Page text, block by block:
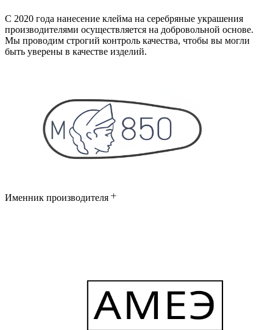
С 2020 года нанесение клейма на серебряные украшения
производителями осуществляется на добровольной основе.
Мы проводим строгий контроль качества, чтобы вы могли
быть уверены в качестве изделий.
Именник производителя